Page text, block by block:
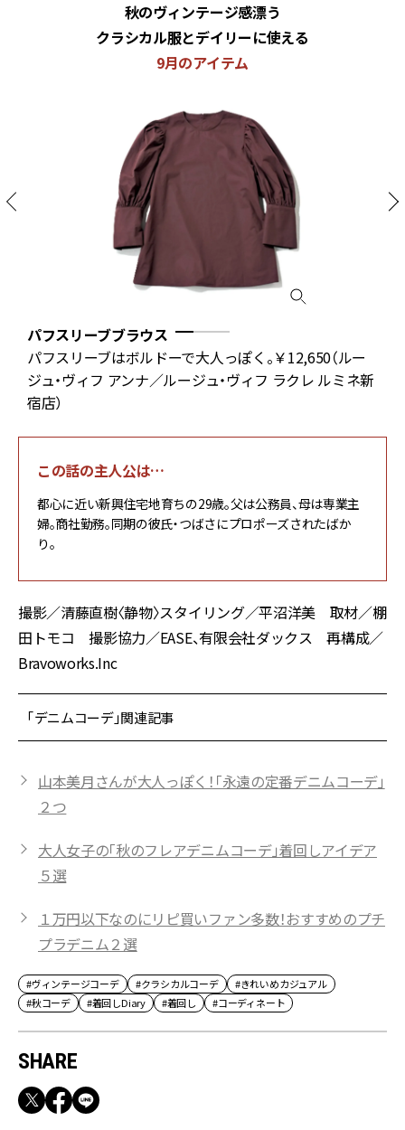
秋のヴィンテージ感漂う
クラシカル服とデイリーに使える
9月のアイテム
パフスリーブブラウス
パフスリーブはボルドーで大人っぽく。￥12,650（ルー
ジュ・ヴィフ アンナ／ルージュ・ヴィフ ラクレ ルミネ新
宿店）
この話の主人公は…
都心に近い新興住宅地育ちの29歳。父は公務員、母は専業主
婦。商社勤務。同期の彼氏・つばさにプロポーズされたばか
り。
撮影／清藤直樹〈静物〉スタイリング／平沼洋美 取材／棚
田トモコ 撮影協力／EASE、有限会社ダックス 再構成／
Bravoworks.Inc
「デニムコーデ」関連記事
山本美月さんが大人っぽく！「永遠の定番デニムコーデ」
２つ
大人女子の「秋のフレアデニムコーデ」着回しアイデア
５選
１万円以下なのにリピ買いファン多数！おすすめのプチ
プラデニム２選
#ヴィンテージコーデ #クラシカルコーデ
#きれいめカジュアル
#秋コーデ
#着回しDiary #着回し #コーディネート
SHARE